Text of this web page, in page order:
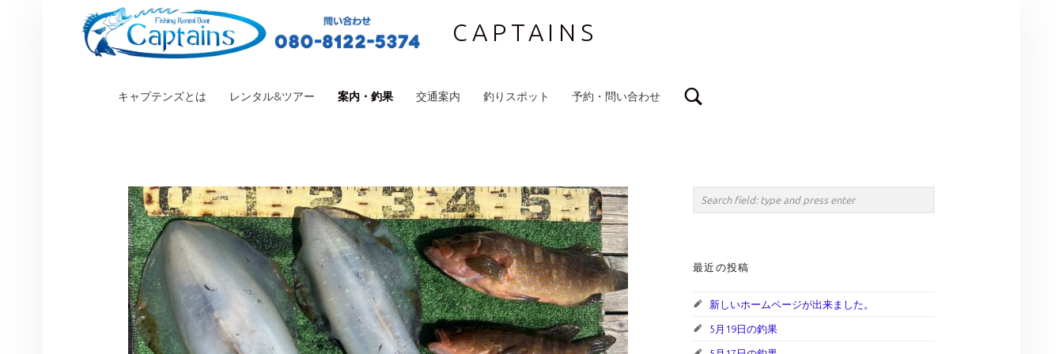
CAPTAINS
PRIMARY MENU
キャプテンズとは レンタル&ツアー 案内・釣果 交通案内 釣りスポット 予約・問い合わせ
最近の投稿
新しいホームページが出来ました。
5月19日の釣果